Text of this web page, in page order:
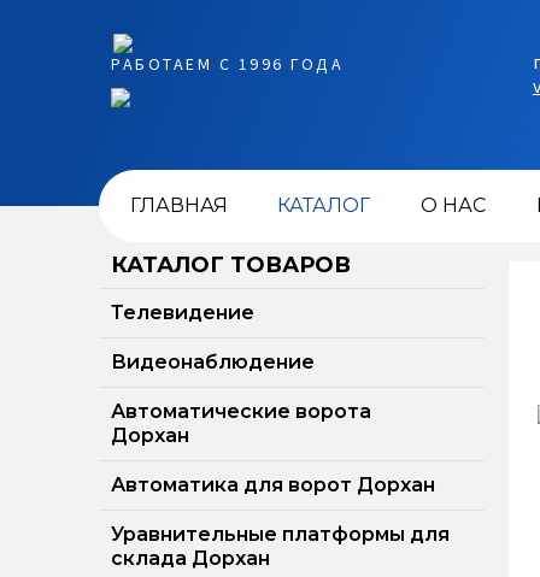
РАБОТАЕМ С 1996 ГОДА
ГЛАВНАЯ КАТАЛОГ О НАС
КАТАЛОГ ТОВАРОВ
Телевидение
Видеонаблюдение
Автоматические ворота
Дорхан
Автоматика для ворот Дорхан
Уравнительные платформы для
склада Дорхан